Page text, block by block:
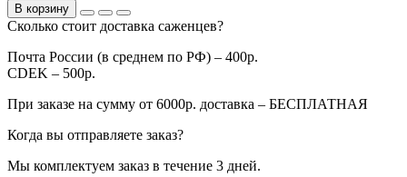
В корзину
Сколько стоит доставка саженцев?
Почта России (в среднем по РФ) – 400р.
CDEK – 500р.
При заказе на сумму от 6000р. доставка – БЕСПЛАТНАЯ
Когда вы отправляете заказ?
Мы комплектуем заказ в течение 3 дней.